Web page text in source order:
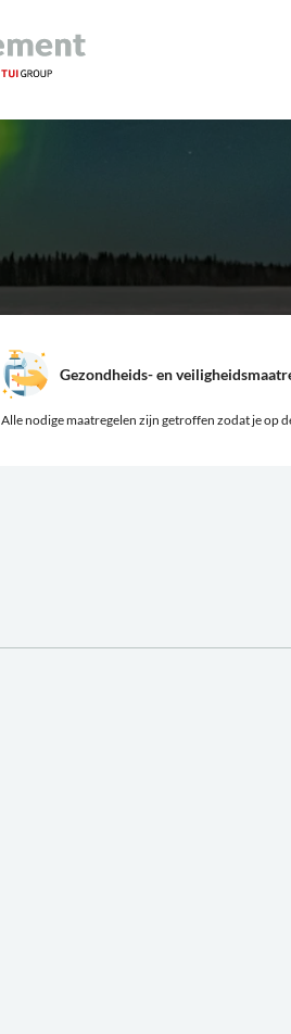
Gezondheids- en
Alle nodige maatregelen zijn getroffen zodat je op